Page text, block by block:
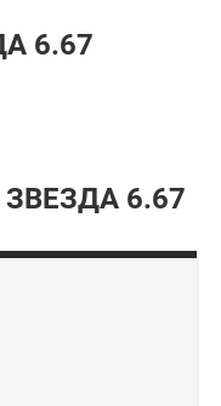
6.67
ЗВЕЗДА 6.67